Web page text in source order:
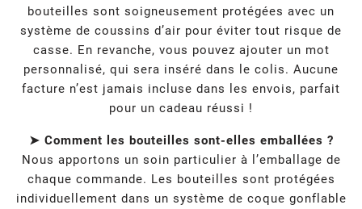
bouteilles sont soigneusement protégées avec un
système de coussins d’air pour éviter tout risque de
casse. En revanche, vous pouvez ajouter un mot
personnalisé, qui sera inséré dans le colis. Aucune
facture n’est jamais incluse dans les envois, parfait
pour un cadeau réussi !
➤ Comment les bouteilles sont-elles emballées ?
Nous apportons un soin particulier à l’emballage de
chaque commande. Les bouteilles sont protégées
individuellement dans un système de coque gonflable